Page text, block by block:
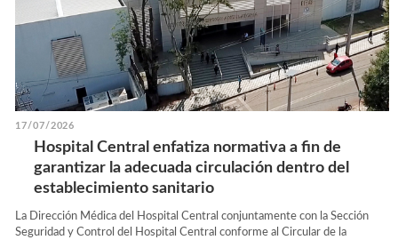
17/07/2026
Hospital Central enfatiza normativa a fin de
garantizar la adecuada circulación dentro del
establecimiento sanitario
La Dirección Médica del Hospital Central conjuntamente con la Sección
Seguridad y Control del Hospital Central conforme al Circular de la